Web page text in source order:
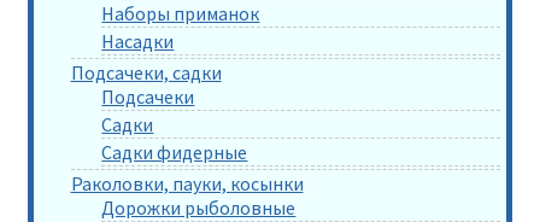
Наборы приманок
Насадки
Подсачеки, садки
Подсачеки
Садки
Садки фидерные
Раколовки, пауки, косынки
Дорожки рыболовные